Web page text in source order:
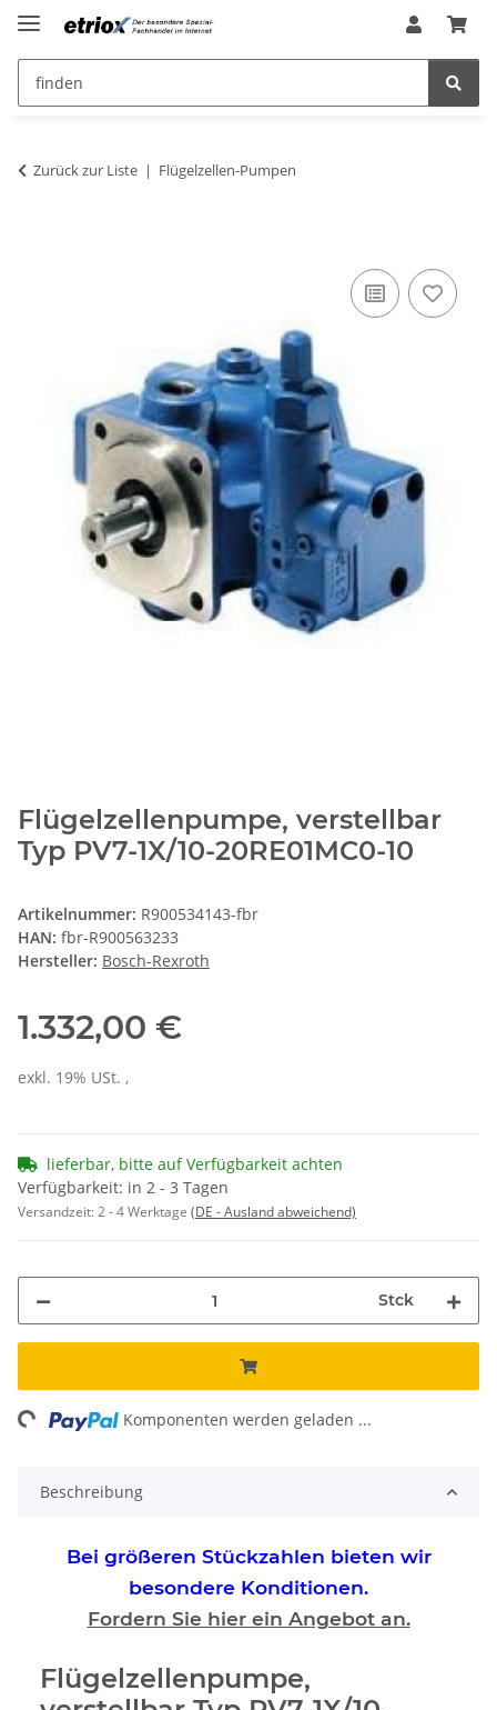
Zurück zur Liste Flügelzellen-Pumpen
Flügelzellenpumpe, verstellbar
Typ PV7-1X/10-20RE01MC0-10
Artikelnummer: R900534143-fbr
HAN: fbr-R900563233
Hersteller: Bosch-Rexroth
1.332,00 €
exkl. 19% USt. ,
lieferbar, bitte auf Verfügbarkeit achten
Verfügbarkeit: in 2 - 3 Tagen
Versandzeit:2 - 4 Werktage (DE - Ausland abweichend)
Stck
Komponenten werden geladen ...
Beschreibung
Bei größeren Stückzahlen bieten wir
besondere Konditionen.
Fordern Sie hier ein Angebot an.
Flügelzellenpumpe,